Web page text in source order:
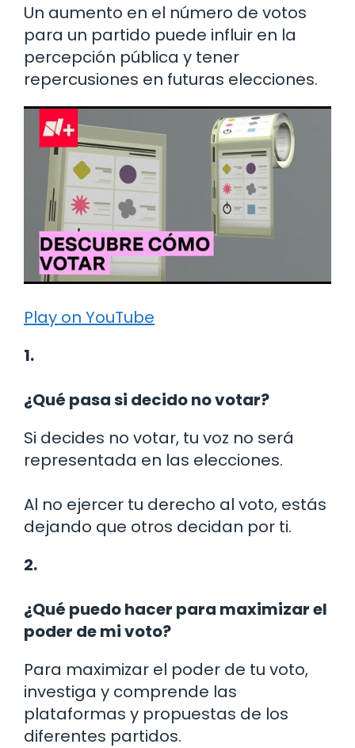
Un aumento en el número de votos
para un partido puede influir en la
percepción pública y tener
repercusiones en futuras elecciones.
Play on YouTube
1.
¿Qué pasa si decido no votar?
Si decides no votar, tu voz no será
representada en las elecciones.
Al no ejercer tu derecho al voto, estás
dejando que otros decidan por ti.
2.
¿Qué puedo hacer para maximizar el
poder de mi voto?
Para maximizar el poder de tu voto,
investiga y comprende las
plataformas y propuestas de los
diferentes partidos.